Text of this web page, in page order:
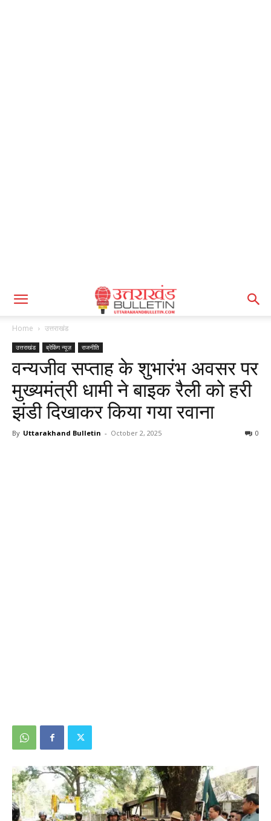
Home उत्तराखंड
उत्तराखंड ब्रेकिंग न्यूज़ राजनीति
वन्यजीव सप्ताह के शुभारंभ अवसर पर
मुख्यमंत्री धामी ने बाइक रैली को हरी
झंडी दिखाकर किया गया रवाना
By Uttarakhand Bulletin - October 2, 2025 0